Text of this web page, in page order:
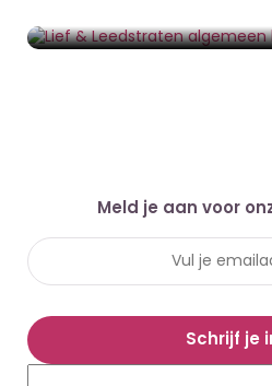
Meld je aan voor
Schrijf je